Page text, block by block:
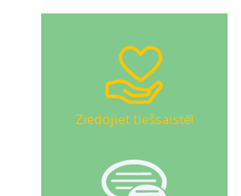
Ziedojiet tiešsaistē!